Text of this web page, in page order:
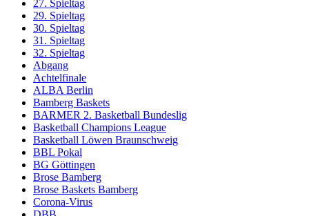
27. Spieltag
29. Spieltag
30. Spieltag
31. Spieltag
32. Spieltag
Abgang
Achtelfinale
ALBA Berlin
Bamberg Baskets
BARMER 2. Basketball Bundeslig
Basketball Champions League
Basketball Löwen Braunschweig
BBL Pokal
BG Göttingen
Brose Bamberg
Brose Baskets Bamberg
Corona-Virus